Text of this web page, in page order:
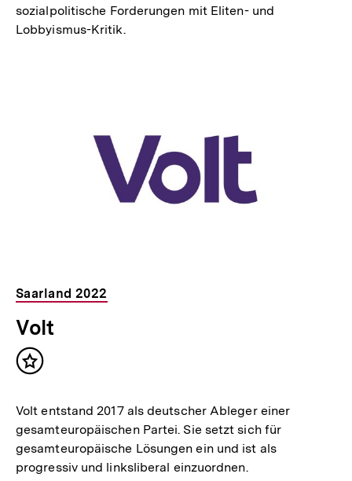
sozialpolitische Forderungen mit Eliten- und
Lobbyismus-Kritik.
Saarland 2022
Volt
Inhalt
Volt entstand 2017 als deutscher Ableger einer
gesamteuropäischen Partei. Sie setzt sich für
gesamteuropäische Lösungen ein und ist als
progressiv und linksliberal einzuordnen.